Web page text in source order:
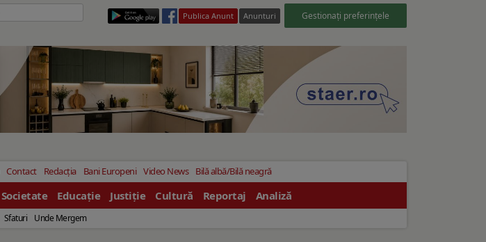
Publica Anunt Anunturi Gestionați preferințele
Contact Redacția Bani Europeni Video News Bilă albă/Bilă neagră
Societate Educație Justiție Cultură Reportaj Analiză
Sfaturi Unde Mergem